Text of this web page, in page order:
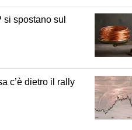
spostano sul
c’è dietro il rally